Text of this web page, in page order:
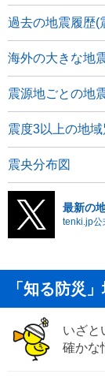
過去の地震履歴(
海外の大きな地
震源地ごとの地
震度3以上の地
震央分布図
最新の
tenki.jp公
「知る防災
いざと
確かな